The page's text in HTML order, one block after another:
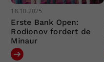
18.10.2025
Erste Bank Open:
Rodionov fordert de
Minaur